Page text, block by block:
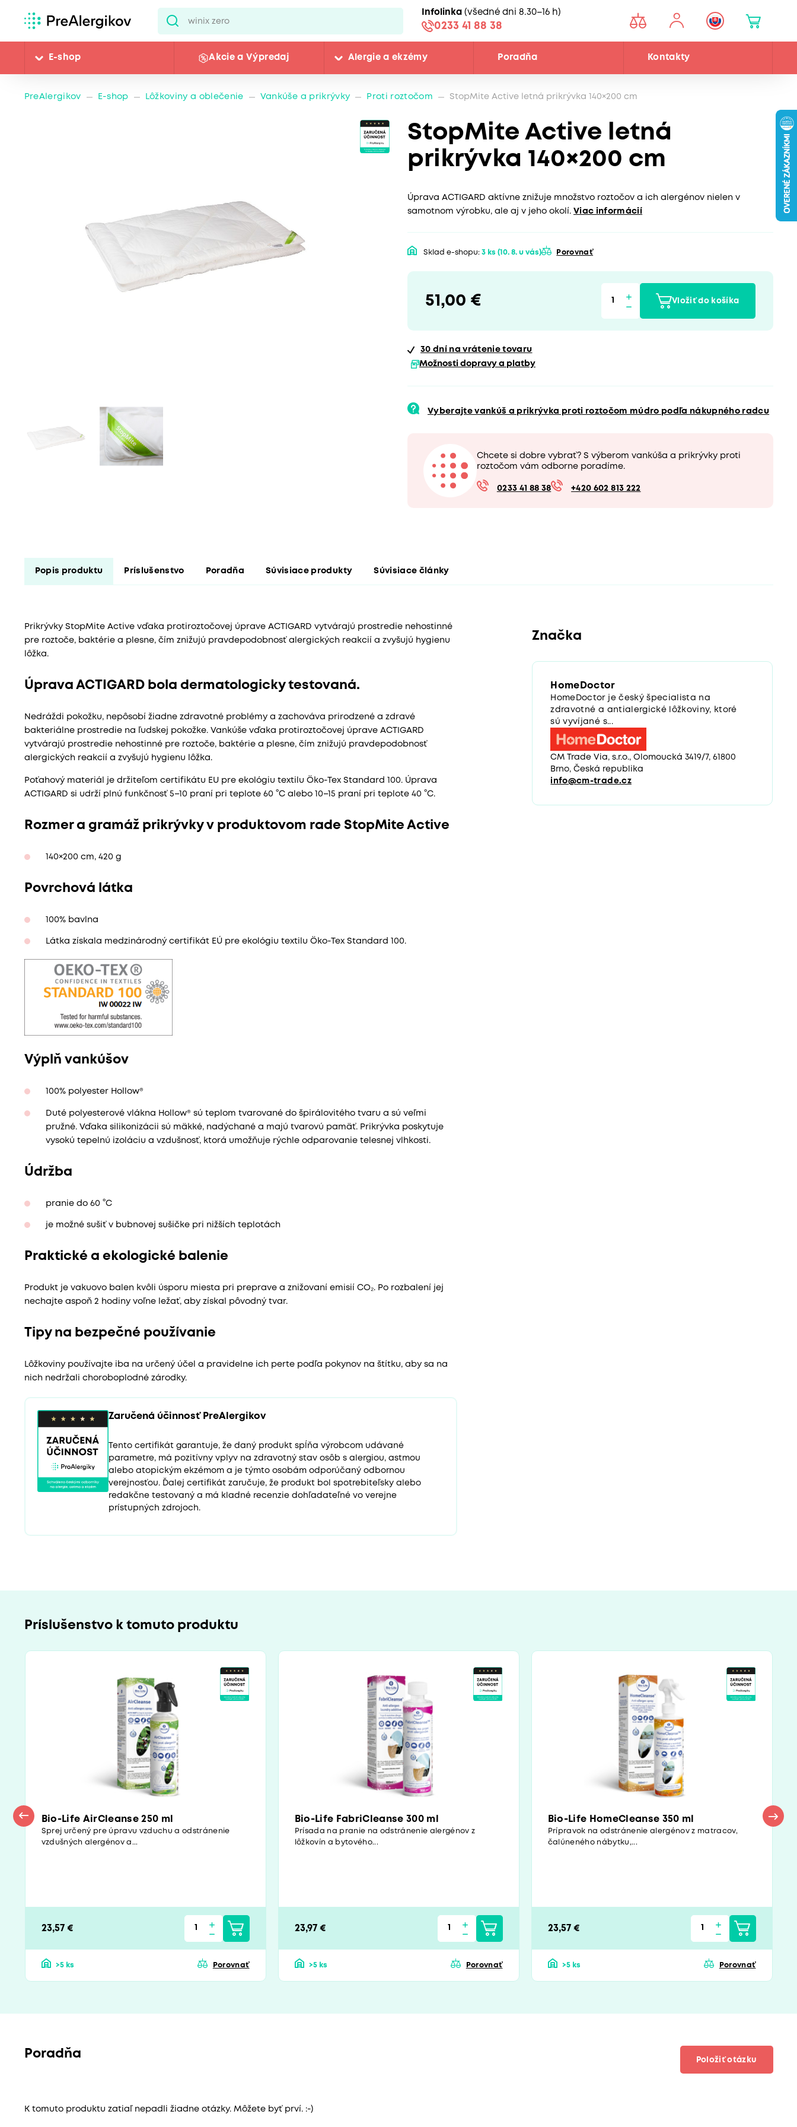
Infolinka (všedné dni 8.30–16 h)
0233 41 88 38
E-shop Akcie a Výpredaj Alergie a ekzémy Poradňa Kontakty
PreAlergikov E-shop Lôžkoviny a oblečenie Vankúše a prikrývky Proti roztočom StopMite Active letná prikrývka 140×200 cm
StopMite Active letná
prikrývka 140×200 cm
Úprava ACTIGARD aktívne znižuje množstvo roztočov a ich alergénov nielen v
samotnom výrobku, ale aj v jeho okolí. Viac informácií
Sklad e-shopu: 3 ks (10. 8. u vás) Porovnať
51,00 € Vložiť do košíka
30 dní na vrátenie tovaru
Možnosti dopravy a platby
Vyberajte vankúš a prikrývka proti roztočom múdro podľa nákupného radcu
Chcete si dobre vybrať? S výberom vankúša a prikrývky proti
roztočom vám odborne poradíme.
0233 41 88 38 +420 602 813 222
Popis produktu Príslušenstvo Poradňa Súvisiace produkty Súvisiace články
Prikrývky StopMite Active vďaka protiroztočovej úprave ACTIGARD vytvárajú prostredie nehostinné
pre roztoče, baktérie a plesne, čím znižujú pravdepodobnosť alergických reakcií a zvyšujú hygienu
lôžka.
Úprava ACTIGARD bola dermatologicky testovaná.
Nedráždi pokožku, nepôsobí žiadne zdravotné problémy a zachováva prirodzené a zdravé
bakteriálne prostredie na ľudskej pokožke. Vankúše vďaka protiroztočovej úprave ACTIGARD
vytvárajú prostredie nehostinné pre roztoče, baktérie a plesne, čím znižujú pravdepodobnosť
alergických reakcií a zvyšujú hygienu lôžka.
Poťahový materiál je držiteľom certifikátu EU pre ekológiu textilu Öko-Tex Standard 100. Úprava
ACTIGARD si udrží plnú funkčnosť 5–10 praní pri teplote 60 °C alebo 10–15 praní pri teplote 40 °C.
Rozmer a gramáž prikrývky v produktovom rade StopMite Active
140×200 cm, 420 g
Povrchová látka
100% bavlna
Látka získala medzinárodný certifikát EÚ pre ekológiu textilu Öko-Tex Standard 100.
Výplň vankúšov
100% polyester Hollow®
Duté polyesterové vlákna Hollow® sú teplom tvarované do špirálovitého tvaru a sú veľmi
pružné. Vďaka silikonizácii sú mäkké, nadýchané a majú tvarovú pamäť. Prikrývka poskytuje
vysokú tepelnú izoláciu a vzdušnosť, ktorá umožňuje rýchle odparovanie telesnej vlhkosti.
Údržba
pranie do 60 °C
je možné sušiť v bubnovej sušičke pri nižších teplotách
Praktické a ekologické balenie
Produkt je vakuovo balen kvôli úsporu miesta pri preprave a znižovaní emisií CO₂. Po rozbalení jej
nechajte aspoň 2 hodiny voľne ležať, aby získal pôvodný tvar.
Tipy na bezpečné používanie
Lôžkoviny používajte iba na určený účel a pravidelne ich perte podľa pokynov na štítku, aby sa na
nich nedržali choroboplodné zárodky.
Zaručená účinnosť PreAlergikov
Tento certifikát garantuje, že daný produkt spĺňa výrobcom udávané
parametre, má pozitívny vplyv na zdravotný stav osôb s alergiou, astmou
alebo atopickým ekzémom a je týmto osobám odporúčaný odbornou
verejnosťou. Ďalej certifikát zaručuje, že produkt bol spotrebiteľsky alebo
redakčne testovaný a má kladné recenzie dohľadateľné vo verejne
prístupných zdrojoch.
Značka
HomeDoctor
HomeDoctor je český špecialista na
zdravotné a antialergické lôžkoviny, ktoré
sú vyvíjané s...
CM Trade Via, s.r.o., Olomoucká 3419/7, 61800
Brno, Česká republika
info@cm-trade.cz
Príslušenstvo k tomuto produktu
Bio-Life AirCleanse 250 ml
Sprej určený pre úpravu vzduchu a odstránenie
vzdušných alergénov a...
23,57 €
>5 ks Porovnať
Bio-Life FabriCleanse 300 ml
Prísada na pranie na odstránenie alergénov z
lôžkovín a bytového...
23,97 €
>5 ks Porovnať
Bio-Life HomeCleanse 350 ml
Prípravok na odstránenie alergénov z matracov,
čalúneného nábytku,...
23,57 €
>5 ks Porovnať
Poradňa Položiť otázku
K tomuto produktu zatiaľ nepadli žiadne otázky. Môžete byť prví. :-)